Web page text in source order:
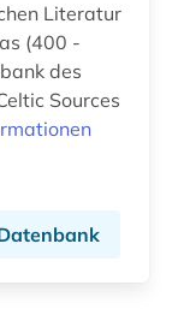
Literatur
(400 -
des
Sources